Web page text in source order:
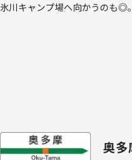
氷川キャンプ場へ向かうのも◎。
奥